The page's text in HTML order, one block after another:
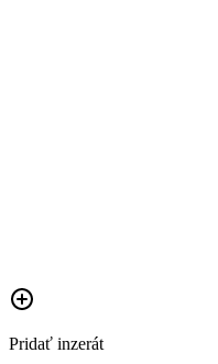
Pridať inzerát